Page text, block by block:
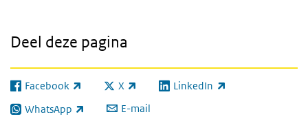
Deel deze pagina
Facebook
(externe link) X
(externe link) LinkedIn
(externe link)
WhatsApp
(externe link) E-mail